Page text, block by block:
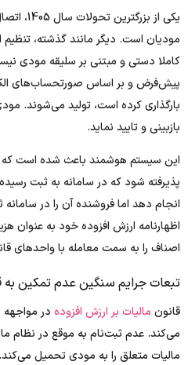
یکی از
مودیان است. دیگر مانند گذشته، تنظیم
کاملا دستی و مبتنی بر سلیقه مودی
پیش‌فرض و بر اساس صورتحساب‌های
بارگذاری کرده است، تولید می‌شوند.
بازبینی و تایید نماید.
این سیستم هوشمند باعث شده است که
پذیرفته شود که در سامانه به ثبت
انجام دهد اما فروشنده آن را در
اظهارنامه ارزش افزوده خود به عنوان
اصناف را به سمت معامله با واحدهای
تبعات جرایم سنگین عدم تمکین به
قانون مالیات بر ارزش افزوده در مواجهه
مالیات متعلق را به مودی تحمیل